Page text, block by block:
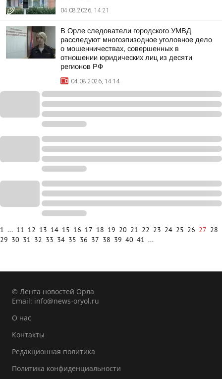
04.08.2026, 14:21
В Орле следователи городского УМВД
расследуют многоэпизодное уголовное дело
о мошенничествах, совершенных в
отношении юридических лиц из десяти
регионов РФ
04.08.2026, 14:14
1 ... 11 12 13 14 15 16 17 18 19 20 21 22 23 24 25 26 27 28
29 30 31 32 33 34 35 36 37 38 39 40 41 ...
© Лента новостей Орла
Email: info@news-oryol.ru
О нас
Контакты
Редакционная политика
Политика конфиденциальности